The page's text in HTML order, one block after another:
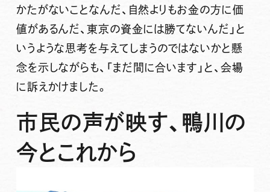
かたがないことなんだ、自然よりもお金の方に価
値があるんだ、東京の資金には勝てないんだ」と
いうような思考を与えてしまうのではないかと懸
念を示しながらも、「まだ間に合います」と、会場
に訴えかけました。
市民の声が映す、鴨川の
今とこれから